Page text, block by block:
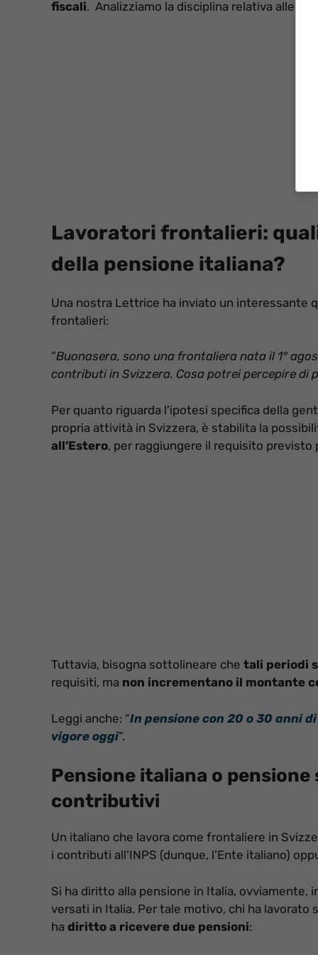
fiscali. Analizziamo la disciplina relativa alle
Lavoratori frontalieri:
della pensione italiana?
Una nostra Lettrice ha inviato un interessante
frontalieri:
“Buonasera, sono una frontaliera nata il 1°
contributi in Svizzera. Cosa potrei percepire di
Per quanto riguarda l’ipotesi specifica della
propria attività in Svizzera, è stabilita la
all’Estero, per raggiungere il requisito previsto
Tuttavia, bisogna sottolineare che tali periodi
requisiti, ma non incrementano il montante
Leggi anche: “In pensione con 20 o 30 anni
vigore oggi“.
Pensione italiana o
contributivi
Un italiano che lavora come frontaliere in
i contributi all’INPS (dunque, l’Ente italiano)
Si ha diritto alla pensione in Italia,
versati in Italia. Per tale motivo, chi ha lavorato
ha diritto a ricevere due pensioni: